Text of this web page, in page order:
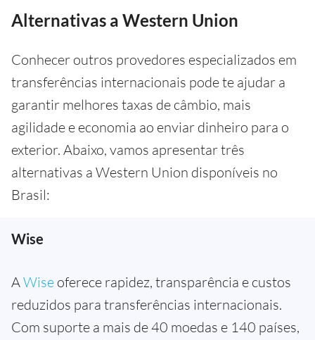
Alternativas a Western Union
Conhecer outros provedores especializados em
transferências internacionais pode te ajudar a
garantir melhores taxas de câmbio, mais
agilidade e economia ao enviar dinheiro para o
exterior. Abaixo, vamos apresentar três
alternativas a Western Union disponíveis no
Brasil:
Wise
AWise oferece rapidez, transparência e custos
reduzidos para transferências internacionais.
Com suporte a mais de 40 moedas e 140 países,